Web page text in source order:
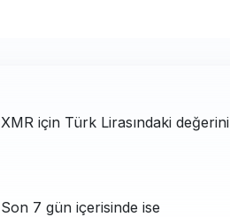
için Türk Lirasındaki değerini
7 gün içerisinde ise